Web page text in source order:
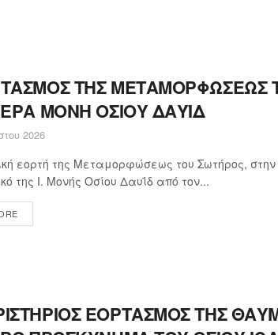
ΤΗΣ ΜΕΤΑΜΟΡΦΩΣΕΩΣ
ΜΟΝΗ ΟΣΙΟΥ ΔΑΥΪΔ
2026
εορτή της Μεταμορφώσεως του Σωτήρος,
της Ι. Μονής Οσίου Δαυΐδ από τον...
ΕΟΡΤΑΣΜΟΣ ΤΗΣ